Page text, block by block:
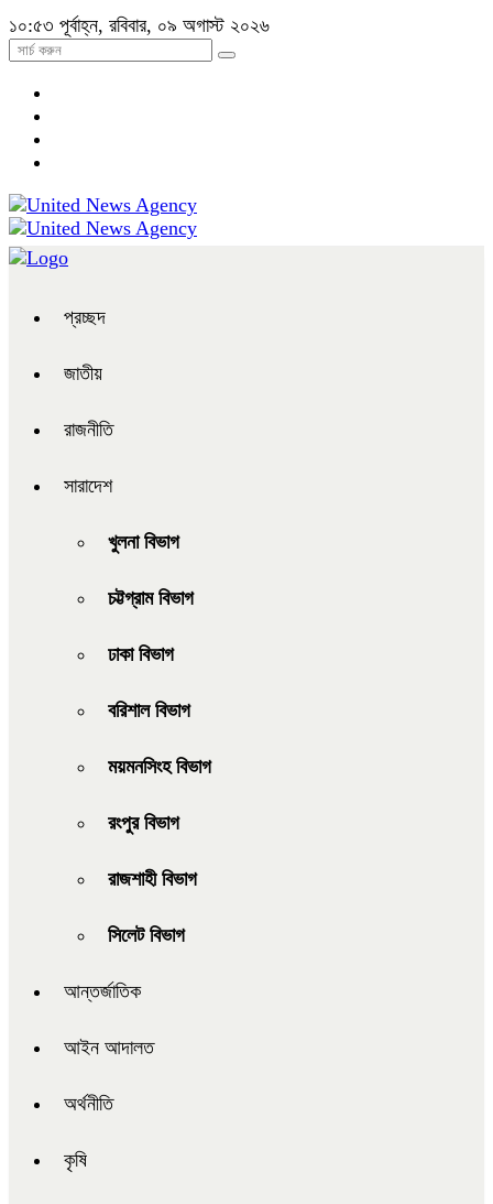
১০:৫৩ পূর্বাহ্ন, রবিবার, ০৯ অগাস্ট ২০২৬
প্রচ্ছদ
জাতীয়
রাজনীতি
সারাদেশ
খুলনা বিভাগ
চট্টগ্রাম বিভাগ
ঢাকা বিভাগ
বরিশাল বিভাগ
ময়মনসিংহ বিভাগ
রংপুর বিভাগ
রাজশাহী বিভাগ
সিলেট বিভাগ
আন্তর্জাতিক
আইন আদালত
অর্থনীতি
কৃষি